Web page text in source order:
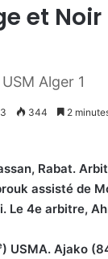
et
Alger 1
344 2
Rabat.
assisté de
Le 4e arbitre,
) USMA. Ajako